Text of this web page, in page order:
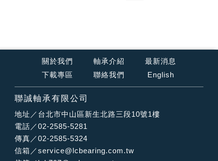
關於我們 軸承介紹
最新消息
下載專區
聯絡我們 English
聯誠軸承有限公司
地址／台北市中山區新生北路三段10號1樓
電話／02-2585-5281
傳真／02-2585-5324
信箱／service@lcbearing.com.tw